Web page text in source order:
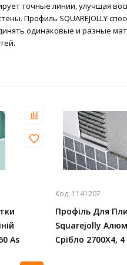
точные линии, улучшая
Профиль SQUAREJOLLY
одинаковые и разные
As
Код: 1141207
Профіль Для
Squarejolly
Срібло 2700Х4,